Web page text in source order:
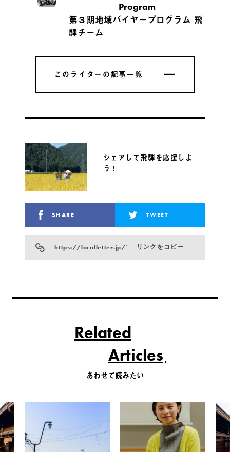
Program
第３期地域バイヤープログラム 飛
騨チーム
このライターの記事一覧
このライターの記事一覧
シェアして飛騨を応援しよ
う！
SHARE TWEET
https://localletter.jp/?p=27720リンクをコピー
Related
Articles
あわせて読みたい